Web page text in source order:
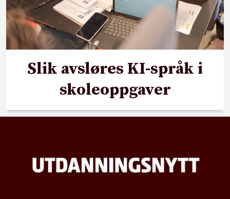
Slik avsløres KI-språk i
skoleoppgaver